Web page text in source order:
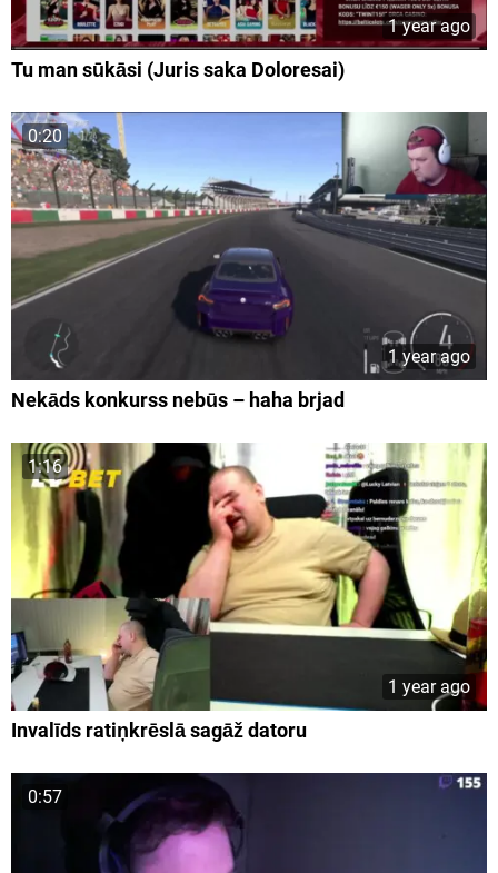
1 year ago
Tu man sūkāsi (Juris saka Doloresai)
0:20
1 year ago
Nekāds konkurss nebūs – haha brjad
1:16
1 year ago
Invalīds ratiņkrēslā sagāž datoru
0:57